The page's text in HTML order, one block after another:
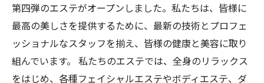
第四弾のエステがオープンしました。私たちは、皆様に
最高の美しさを提供するために、最新の技術とプロフェ
ッショナルなスタッフを揃え、皆様の健康と美容に取り
組んでいます。 私たちのエステでは、全身のリラックス
をはじめ、各種フェイシャルエステやボディエステ、ダ